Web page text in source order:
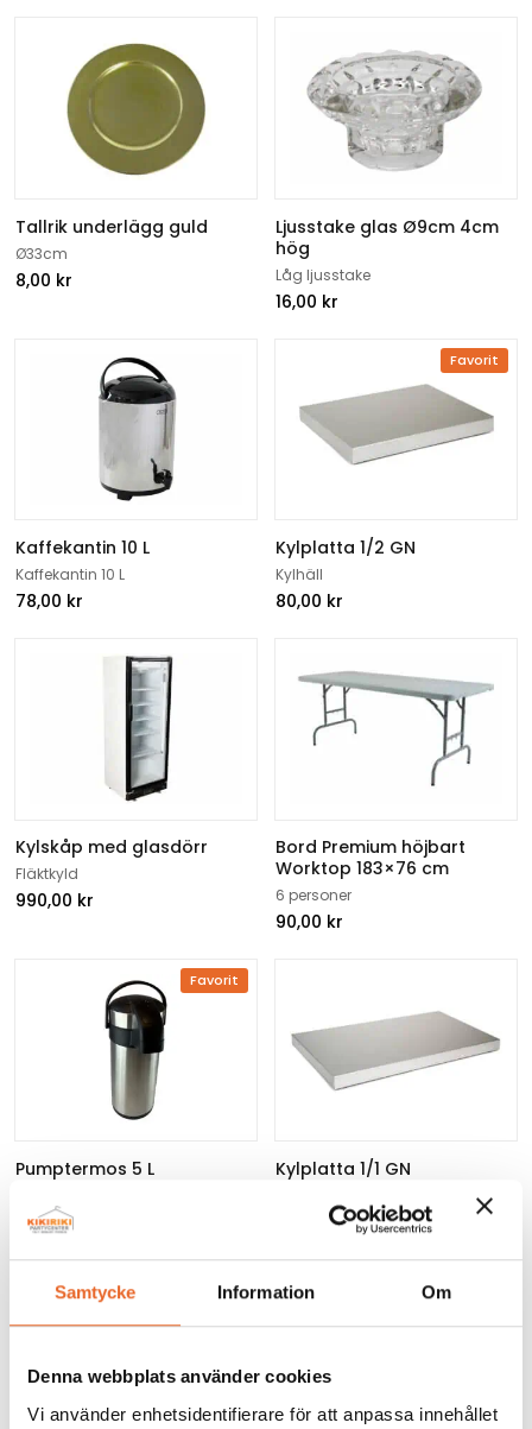
Samtycke Information Om
Denna webbplats använder cookies
Vi använder enhetsidentifierare för att anpassa innehållet
Tallrik underlägg guld
Ø33cm
8,00 kr
Ljusstake glas Ø9cm 4cm
hög
Låg ljusstake
16,00 kr
Kaffekantin 10 L
Kaffekantin 10 L
78,00 kr
Favorit
Kylplatta 1/2 GN
Kylhäll
80,00 kr
Kylskåp med glasdörr
Fläktkyld
990,00 kr
Bord Premium höjbart
Worktop 183×76 cm
6 personer
90,00 kr
Favorit
Pumptermos 5 L
60,00kr
Kylplatta 1/1 GN
100,00kr